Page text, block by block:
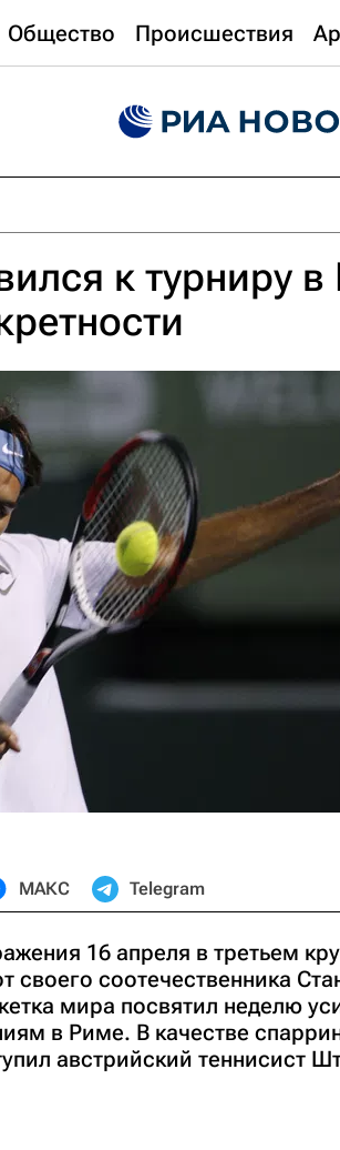
Общество Происшествия
к турниру
МАКС Telegram
16 апреля в третьем
своего соотечественника
мира посвятил неделю
в Риме. В качестве
австрийский теннисист